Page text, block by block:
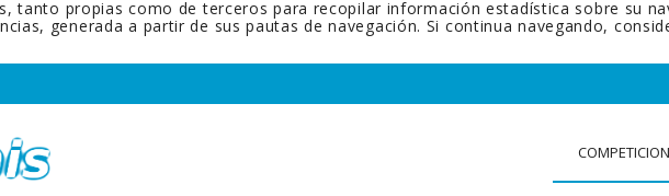
tanto propias como de terceros para recopilar información estadística sobre su
generada a partir de sus pautas de navegación. Si continua navegando,